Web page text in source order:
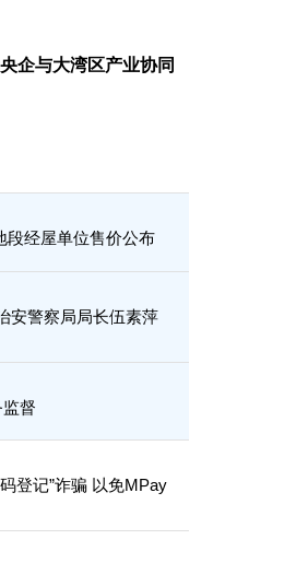
企与大湾区产业协同
段经屋单位售价公布
安警察局局长伍素萍
督
登记”诈骗 以免MPay